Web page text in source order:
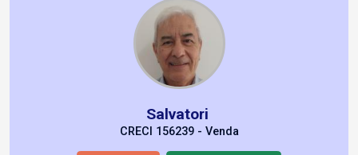
Salvatori
CRECI 156239 - Venda